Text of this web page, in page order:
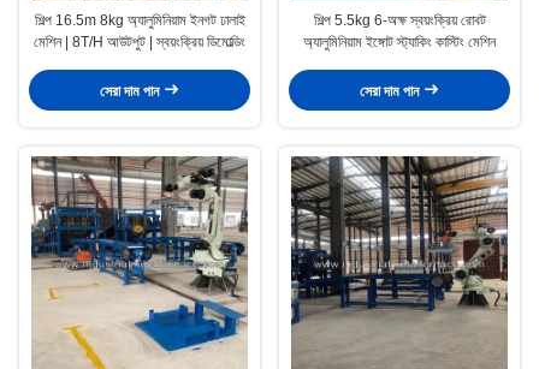
শিল্প 16.5m 8kg অ্যালুমিনিয়াম ইনগট ঢালাই
মেশিন | 8T/H আউটপুট | স্বয়ংক্রিয় ডিমোল্ডিং
সেরা দাম পান
শিল্প 5.5kg 6-অক্ষ স্বয়ংক্রিয় রোবট
অ্যালুমিনিয়াম ইঙ্গোট স্ট্যাকিং কাস্টিং মেশিন
সেরা দাম পান